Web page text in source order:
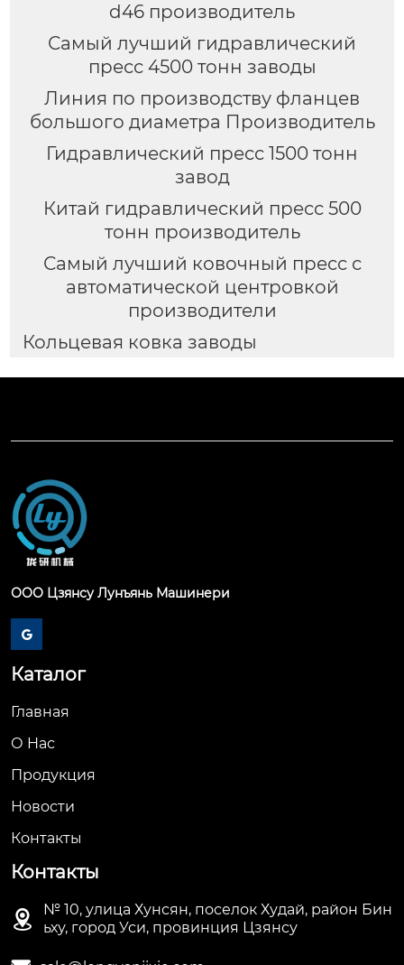
d46 производитель
Самый лучший гидравлический
пресс 4500 тонн заводы
Линия по производству фланцев
большого диаметра Производитель
Гидравлический пресс 1500 тонн
завод
Китай гидравлический пресс 500
тонн производитель
Самый лучший ковочный пресс с
автоматической центровкой
производители
Кольцевая ковка заводы
ООО Цзянсу Лунъянь Машинери

Каталог
Главная
О Hас
Продукция
Новости
Контакты
Контакты

№ 10, улица Хунсян, поселок Худай, район Бин
ьху, город Уси, провинция Цзянсу